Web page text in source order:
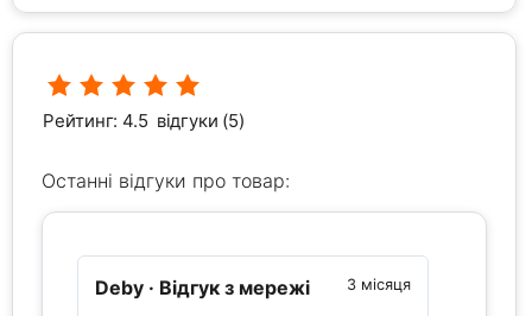
Рейтинг: 4.5 відгуки (5)
Останні відгуки про товар:
3 місяця
Deby · Відгук з мережі